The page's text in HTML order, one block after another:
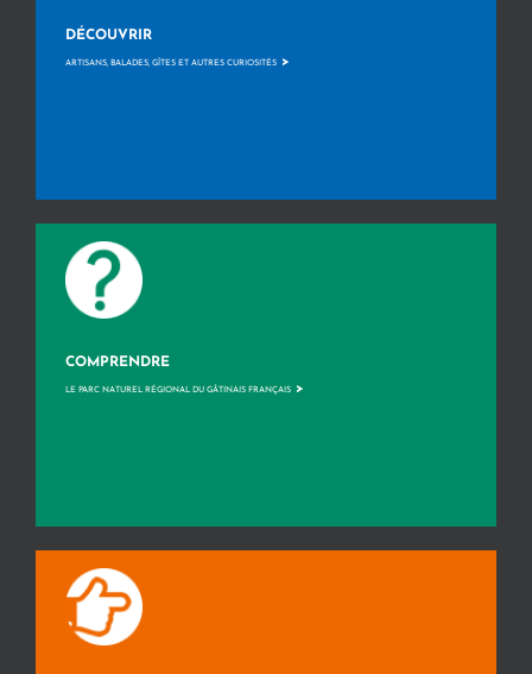
DÉCOUVRIR
ARTISANS, BALADES, GÎTES ET AUTRES CURIOSITÉS >
COMPRENDRE
LE PARC NATUREL RÉGIONAL DU GÂTINAIS FRANÇAIS >